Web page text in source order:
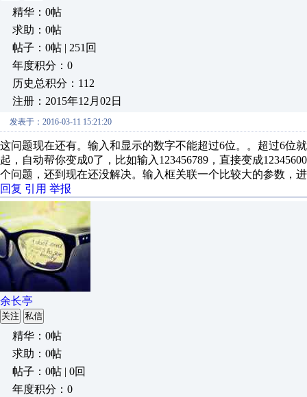
精华：0帖
求助：0帖
帖子：0帖 | 251回
年度积分：0
历史总积分：112
注册：2015年12月02日
发表于：2016-03-11 15:21:20
这问题现在还有。输入和显示的数字不能超过6位。。超过6位
起，自动帮你变成0了，比如输入123456789，直接变成
个问题，还到现在还没解决。输入框关联一个比较大的参数，
回复 引用 举报
余长亭
关注 私信
精华：0帖
求助：0帖
帖子：0帖 | 0回
年度积分：0